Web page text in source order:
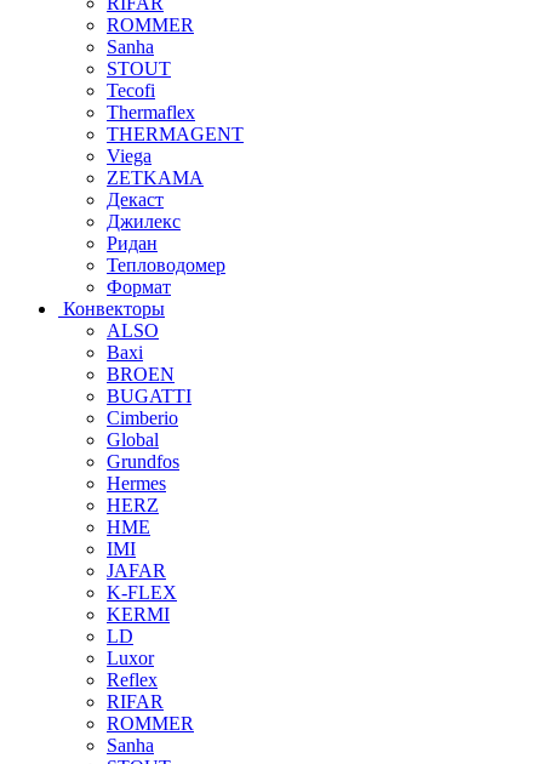
ROMMER
Sanha
STOUT
Tecofi
Thermaflex
THERMAGENT
Viega
ZETKAMA
Декаст
Джилекс
Ридан
Тепловодомер
Формат
Конвекторы
ALSO
Baxi
BROEN
BUGATTI
Cimberio
Global
Grundfos
Hermes
HERZ
HME
IMI
JAFAR
K-FLEX
KERMI
LD
Luxor
Reflex
RIFAR
ROMMER
Sanha